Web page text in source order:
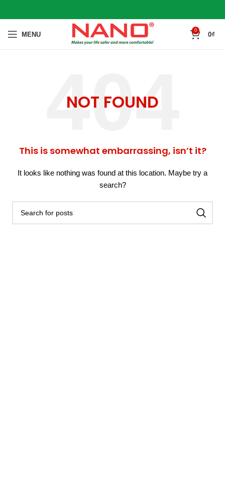
MENU
0
0₫
NOT FOUND
This is somewhat embarrassing, isn’t it?
It looks like nothing was found at this location. Maybe try a
search?